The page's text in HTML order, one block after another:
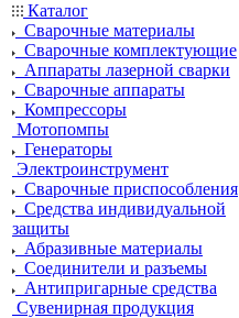
Каталог
Сварочные материалы
Сварочные комплектующие
Аппараты лазерной сварки
Сварочные аппараты
Компрессоры
Мотопомпы
Генераторы
Электроинструмент
Сварочные приспособления
Средства индивидуальной
защиты
Абразивные материалы
Соединители и разъемы
Антипригарные средства
Сувенирная продукция